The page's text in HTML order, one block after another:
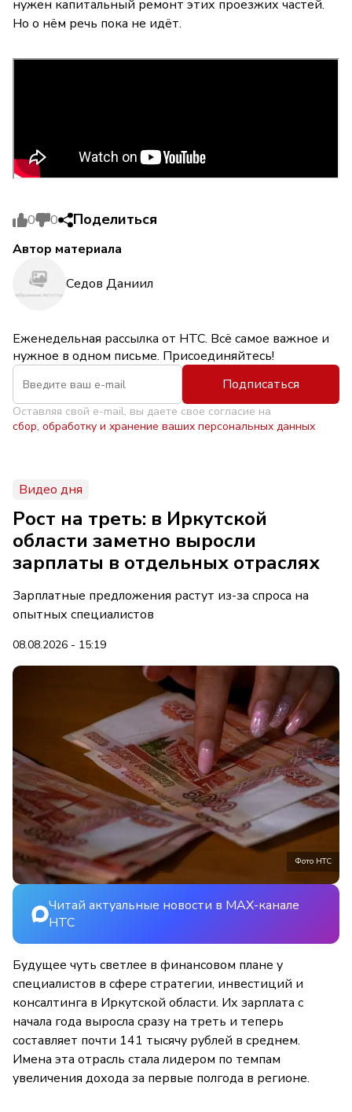
нужен капитальный ремонт этих проезжих частей.
Но о нём речь пока не идёт.
0 0 Поделиться
Автор материала
Седов Даниил
Еженедельная рассылка от НТС. Всё самое важное и
нужное в одном письме. Присоединяйтесь!
Подписаться
Оставляя свой e-mail, вы даете свое согласие на
сбор, обработку и хранение ваших персональных данных
Видео дня
Рост на треть: в Иркутской
области заметно выросли
зарплаты в отдельных отраслях
Зарплатные предложения растут из-за спроса на
опытных специалистов
08.08.2026 - 15:19
Фото НТС
Читай актуальные новости в MAX-канале
НТС
Будущее чуть светлее в финансовом плане у
специалистов в сфере стратегии, инвестиций и
консалтинга в Иркутской области. Их зарплата с
начала года выросла сразу на треть и теперь
составляет почти 141 тысячу рублей в среднем.
Имена эта отрасль стала лидером по темпам
увеличения дохода за первые полгода в регионе.